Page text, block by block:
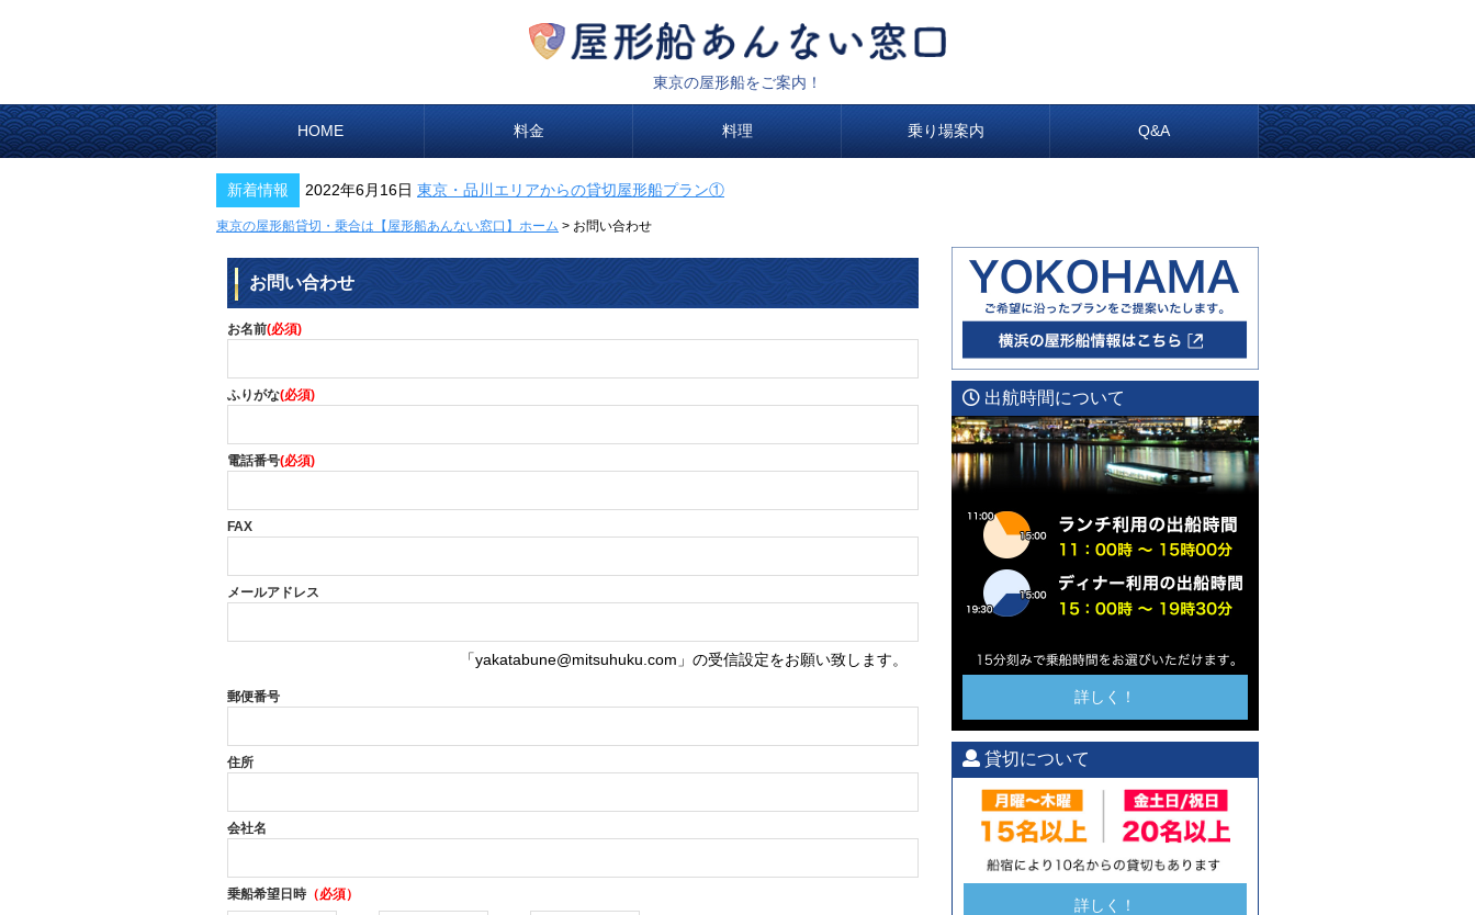
東京の屋形船をご案内！
HOME 料金 料理 乗り場案内 Q&A
新着情報 2022年6月16日 東京・品川エリアからの貸切屋形船プラン①
東京の屋形船貸切・乗合は【屋形船あんない窓口】ホーム > お問い合わせ
お問い合わせ
お名前(必須)
ふりがな(必須)
電話番号(必須)
FAX
メールアドレス
「yakatabune@mitsuhuku.com」の受信設定をお願い致します。
郵便番号
住所
会社名
乗船希望日時（必須）
出航時間について
詳しく！
貸切について
詳しく！